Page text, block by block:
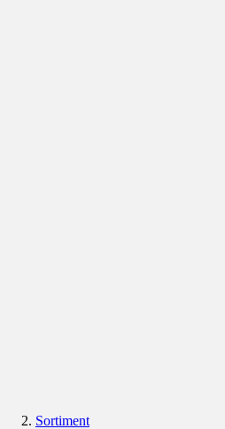
Sortiment